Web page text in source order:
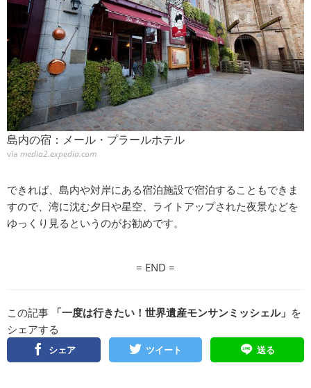
島内の宿：メール・プラールホテル
via media2.expedia.com
できれば、島内や対岸にある宿泊施設で宿泊することもできま
すので、湾に沈む夕日や星空、ライトアップされた夜景などを
ゆっくり見るというのがお勧めです。
= END =
この記事 「一度は行きたい！世界遺産モンサンミッシェル」 を
シェアする
シェア ツイート 送る